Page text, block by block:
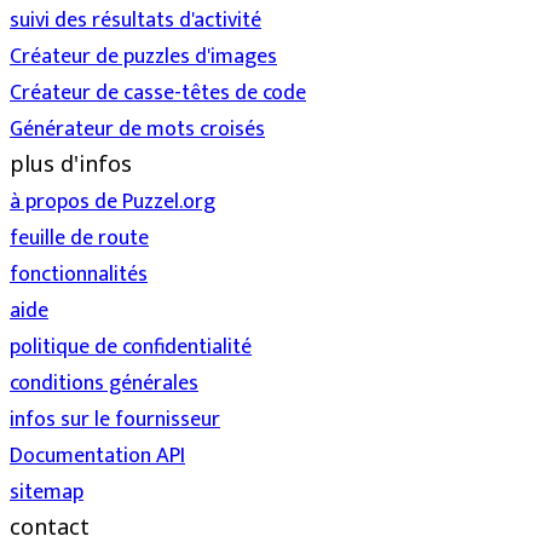
suivi des résultats d'activité
Créateur de puzzles d'images
Créateur de casse-têtes de code
Générateur de mots croisés
plus d'infos
à propos de Puzzel.org
feuille de route
fonctionnalités
aide
politique de confidentialité
conditions générales
infos sur le fournisseur
Documentation API
sitemap
contact